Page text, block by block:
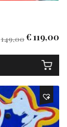
149,00€119,00